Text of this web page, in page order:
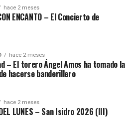
hace 2 meses
ENCANTO – El Concierto de
hace 2 meses
– El torero Ángel Amos ha tomado la
hacerse banderillero
hace 2 meses
LUNES – San Isidro 2026 (III)